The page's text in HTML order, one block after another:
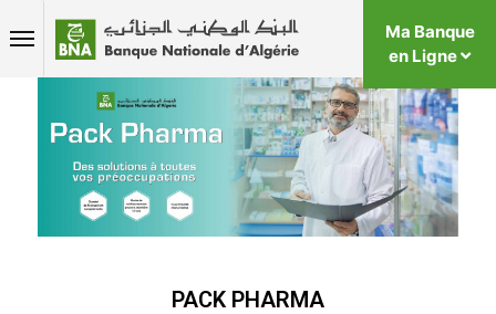
Ma Banque
en Ligne
PACK PHARMA